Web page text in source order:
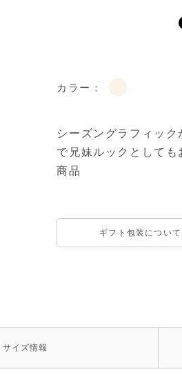
カラー：
シーズングラフィッ
で兄妹ルックとして
商品
ギフト包装について
サイズ情報